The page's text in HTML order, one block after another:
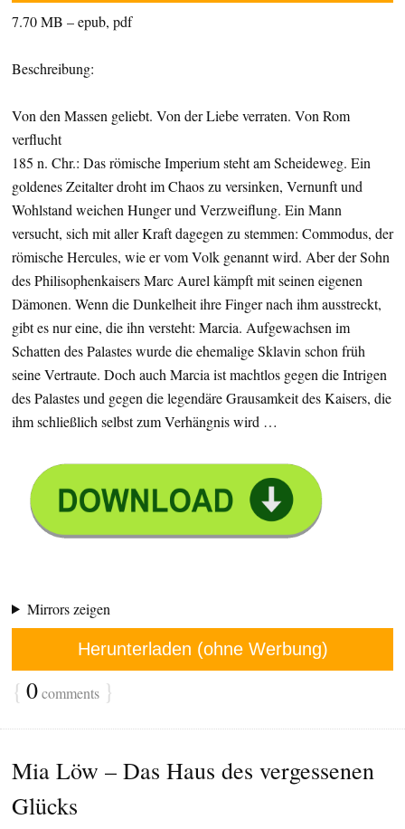
7.70 MB – epub, pdf
Beschreibung:
Von den Massen geliebt. Von der Liebe verraten. Von Rom
verflucht
185 n. Chr.: Das römische Imperium steht am Scheideweg. Ein
goldenes Zeitalter droht im Chaos zu versinken, Vernunft und
Wohlstand weichen Hunger und Verzweiflung. Ein Mann
versucht, sich mit aller Kraft dagegen zu stemmen: Commodus, der
römische Hercules, wie er vom Volk genannt wird. Aber der Sohn
des Philisophenkaisers Marc Aurel kämpft mit seinen eigenen
Dämonen. Wenn die Dunkelheit ihre Finger nach ihm ausstreckt,
gibt es nur eine, die ihn versteht: Marcia. Aufgewachsen im
Schatten des Palastes wurde die ehemalige Sklavin schon früh
seine Vertraute. Doch auch Marcia ist machtlos gegen die Intrigen
des Palastes und gegen die legendäre Grausamkeit des Kaisers, die
ihm schließlich selbst zum Verhängnis wird …
Mirrors zeigen
Herunterladen (ohne Werbung)
{ 0comments }
Mia Löw – Das Haus des vergessenen
Glücks